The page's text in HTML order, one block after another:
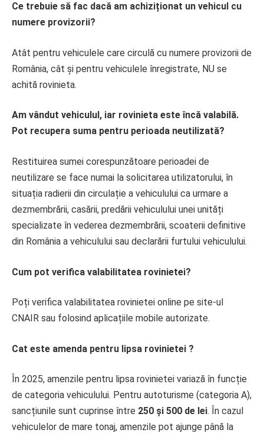
Ce trebuie să fac dacă am achiziționat un vehicul cu
numere provizorii?
Atât pentru vehiculele care circulă cu numere provizorii de
România, cât și pentru vehiculele înregistrate, NU se
achită rovinieta.
Am vândut vehiculul, iar rovinieta este încă valabilă.
Pot recupera suma pentru perioada neutilizată?
Restituirea sumei corespunzătoare perioadei de
neutilizare se face numai la solicitarea utilizatorului, în
situația radierii din circulație a vehiculului ca urmare a
dezmembrării, casării, predării vehiculului unei unități
specializate în vederea dezmembrării, scoaterii definitive
din România a vehiculului sau declarării furtului vehiculului.
Cum pot verifica valabilitatea rovinietei?
Poți verifica valabilitatea rovinietei online pe site-ul
CNAIR sau folosind aplicațiile mobile autorizate.
Cat este amenda pentru lipsa rovinietei ?
În 2025, amenzile pentru lipsa rovinietei variază în funcție
de categoria vehiculului. Pentru autoturisme (categoria A),
sancțiunile sunt cuprinse între 250 și 500 de lei. În cazul
vehiculelor de mare tonaj, amenzile pot ajunge până la